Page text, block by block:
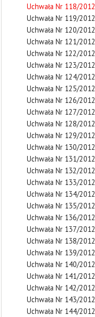
Uchwała Nr 118/2012
Uchwała Nr 119/2012
Uchwała Nr 120/2012
Uchwała Nr 121/2012
Uchwała Nr 122/2012
Uchwała Nr 123/2012
Uchwała Nr 124/2012
Uchwała Nr 125/2012
Uchwała Nr 126/2012
Uchwała Nr 127/2012
Uchwała Nr 128/2012
Uchwała Nr 129/2012
Uchwała Nr 130/2012
Uchwała Nr 131/2012
Uchwała Nr 132/2012
Uchwała Nr 133/2012
Uchwała Nr 134/2012
Uchwała Nr 135/2012
Uchwała Nr 136/2012
Uchwała Nr 137/2012
Uchwała Nr 138/2012
Uchwała Nr 139/2012
Uchwała Nr 140/2012
Uchwała Nr 141/2012
Uchwała Nr 142/2012
Uchwała Nr 143/2012
Uchwała Nr 144/2012